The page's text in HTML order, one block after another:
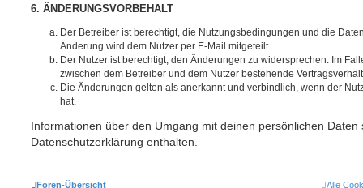
6. ÄNDERUNGSVORBEHALT
Der Betreiber ist berechtigt, die Nutzungsbedingungen und die
Änderung wird dem Nutzer per E-Mail mitgeteilt.
Der Nutzer ist berechtigt, den Änderungen zu widersprechen. Im
zwischen dem Betreiber und dem Nutzer bestehende
Die Änderungen gelten als anerkannt und verbindlich, wenn der
hat.
Informationen über den Umgang mit deinen persönlichen Daten
Datenschutzerklärung enthalten.
Foren-Übersicht Alle